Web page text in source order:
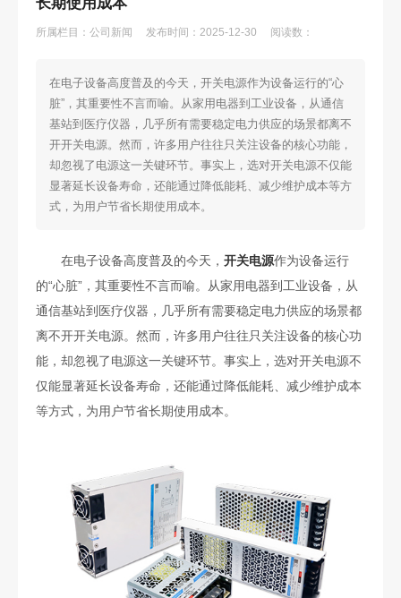
所属栏目：公司新闻 发布时间：2025-12-30 阅读数：
在电子设备高度普及的今天，开关电源​作为设备运行的“心
脏”，其重要性不言而喻。从家用电器到工业设备，从通信
基站到医疗仪器，几乎所有需要稳定电力供应的场景都离不
开开关电源。然而，许多用户往往只关注设备的核心功能，
却忽视了电源这一关键环节。事实上，选对开关电源不仅能
显著延长设备寿命，还能通过降低能耗、减少维护成本等方
式，为用户节省长期使用成本。
在电子设备高度普及的今天， 开关电源作为设备运行
的“心脏”，其重要性不言而喻。从家用电器到工业设备，从
通信基站到医疗仪器，几乎所有需要稳定电力供应的场景都
离不开开关电源。然而，许多用户往往只关注设备的核心功
能，却忽视了电源这一关键环节。事实上，选对开关电源不
仅能显著延长设备寿命，还能通过降低能耗、减少维护成本
等方式，为用户节省长期使用成本。